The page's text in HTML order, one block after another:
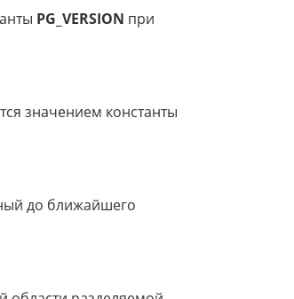
PG_VERSION при
значением константы
до ближайшего